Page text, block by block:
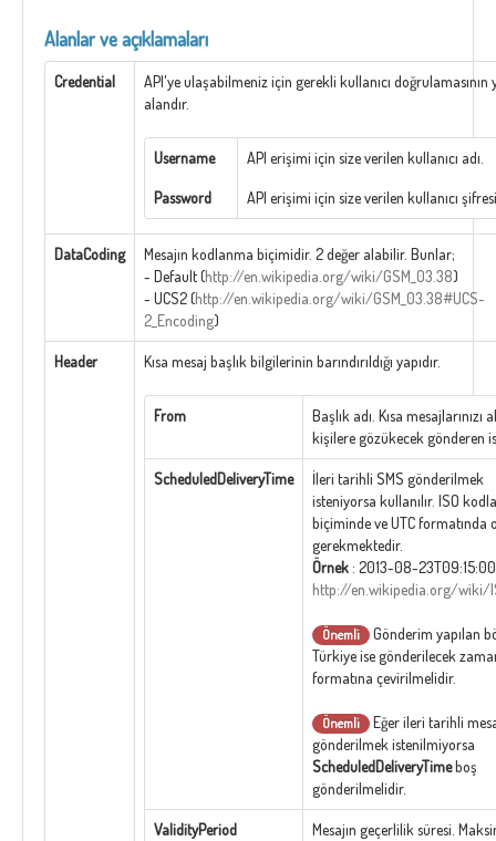
Alanlar ve açıklamaları
Credential
API'ye ulaşabilmeniz için gerekli kullanıcı doğrulamasının
alandır.
Username API erişimi için size verilen kullanıcı adı.
Password API erişimi için size verilen kullanıcı
DataCoding
Mesajın kodlanma biçimidir. 2 değer alabilir. Bunlar;
- Default (http://en.wikipedia.org/wiki/GSM_03.38)
- UCS2 (http://en.wikipedia.org/wiki/GSM_03.38#UCS-
2_Encoding)
Header Kısa mesaj başlık bilgilerinin barındırıldığı yapıdır.
From
Başlık adı. Kısa mesajlarınızı
kişilere gözükecek gönderen
ScheduledDeliveryTime
İleri tarihli SMS gönderilmek
isteniyorsa kullanılır. ISO
biçiminde ve UTC formatında
gerekmektedir.
Örnek : 2013-08-
http://en.wikipedia.org/wiki/
Önemli
Gönderim yapılan
Türkiye ise gönderilecek
formatına çevirilmelidir.
Önemli
Eğer ileri tarihli
gönderilmek istenilmiyorsa
ScheduledDeliveryTimeboş
gönderilmelidir.
ValidityPeriod
Mesajın geçerlilik süresi.